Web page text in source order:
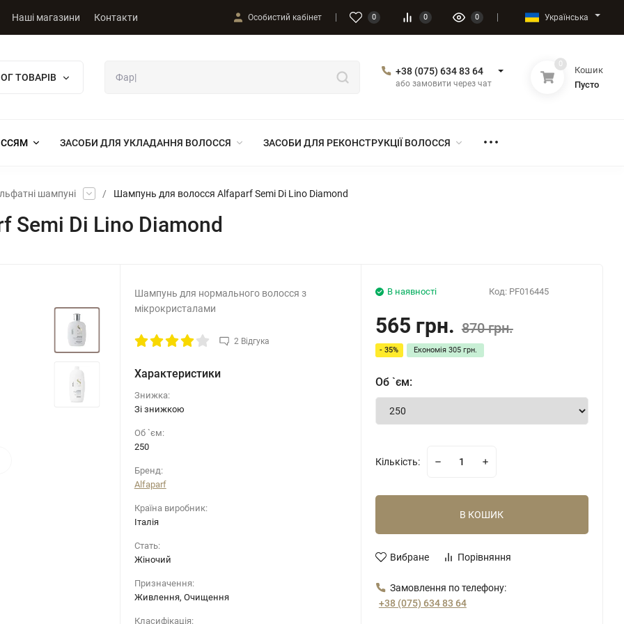
Наші магазини Контакти Особистий кабінет 0 0 0 Українська
ТОВАРІВ
+38 (075) 634 83 64
або замовити через чат
0
Кошик
Пусто
ЗАСОБИ ДЛЯ УКЛАДАННЯ ВОЛОССЯ ЗАСОБИ ДЛЯ РЕКОНСТРУКЦІЇ ВОЛОССЯ
шампуні / Шампунь для волосся Alfaparf Semi Di Lino Diamond
Di Lino Diamond
Шампунь для нормального волосся з
мікрокристалами
2 Відгука
Характеристики
Знижка:
Зі знижкою
Об `єм:
250
Бренд:
Alfaparf
Країна виробник:
Італія
Стать:
Жіночий
Призначення:
Живлення, Очищення
Класифікація:
Код: PF016445
В наявності
565 грн. 870 грн.
- 35% Економія 305 грн.
Об `єм:
Кількість:
В КОШИК
Вибране Порівняння
Замовлення по телефону:
+38 (075) 634 83 64